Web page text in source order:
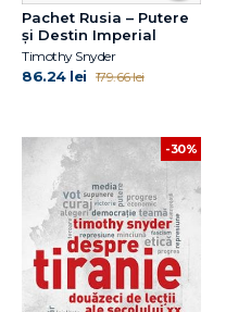
Pachet Rusia – Putere
și Destin Imperial
Timothy Snyder
86.24 lei 179.66 lei
-30%